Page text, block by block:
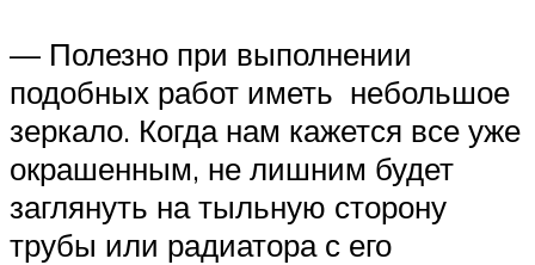
— Полезно при выполнении
подобных работ иметь небольшое
зеркало. Когда нам кажется все уже
окрашенным, не лишним будет
заглянуть на тыльную сторону
трубы или радиатора с его